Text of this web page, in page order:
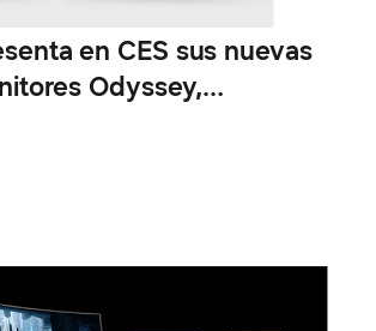
en CES sus nuevas
Odyssey,
en CES 2023